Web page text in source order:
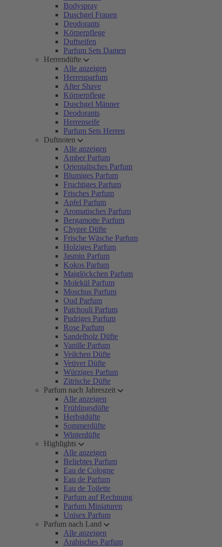
Bodyspray
Duschgel Frauen
Deodorants
Körperpflege
Duftseifen
Parfum Sets Damen
Herrendüfte
Alle anzeigen
Herrenparfum
After Shave
Körperpflege
Duschgel Männer
Deodorants
Herrenseife
Parfum Sets Herren
Duftnoten
Alle anzeigen
Amber Parfum
Orientalisches Parfum
Blumiges Parfum
Fruchtiges Parfum
Frisches Parfum
Apfel Parfum
Aromatisches Parfum
Bergamotte Parfum
Chypre Düfte
Frische Wäsche Parfum
Holziges Parfum
Jasmin Parfum
Kokos Parfum
Maiglöckchen Parfum
Molekül Parfum
Moschus Parfum
Oud Parfum
Patchouli Parfum
Pudriges Parfum
Rose Parfum
Sandelholz Düfte
Vanille Parfum
Veilchen Düfte
Vetiver Düfte
Würziges Parfum
Zitrische Düfte
Parfum nach Jahreszeit
Alle anzeigen
Frühlingsdüfte
Herbstdüfte
Sommerdüfte
Winterdüfte
Highlights
Alle anzeigen
Beliebtes Parfum
Eau de Cologne
Eau de Parfum
Eau de Toilette
Parfum auf Rechnung
Parfum Miniaturen
Unisex Parfum
Parfum nach Land
Alle anzeigen
Arabisches Parfum